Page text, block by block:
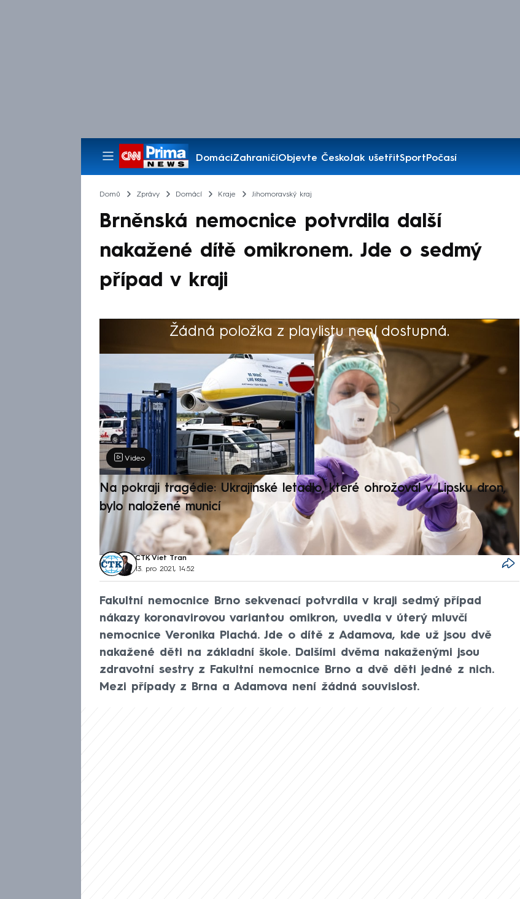
DomácíZahraničíObjevte ČeskoJak ušetřitSportPočasí
Pořady
Domů Zprávy Domácí Kraje Jihomoravský kraj
Brněnská nemocnice potvrdila další
nakažené dítě omikronem. Jde o sedmý
případ v kraji
Žádná položka z playlistu není dostupná.
Výběr redakce
Video
Na pokraji tragédie: Ukrajinské letadlo, které ohrožoval v Lipsku dron,
bylo naložené municí
ČTK, Viet Tran
13. pro 2021, 14:52
Fakultní nemocnice Brno sekvenací potvrdila v kraji sedmý případ
nákazy koronavirovou variantou omikron, uvedla v úterý mluvčí
nemocnice Veronika Plachá. Jde o dítě z Adamova, kde už jsou dvě
nakažené děti na základní škole. Dalšími dvěma nakaženými jsou
zdravotní sestry z Fakultní nemocnice Brno a dvě děti jedné z nich.
Mezi případy z Brna a Adamova není žádná souvislost.